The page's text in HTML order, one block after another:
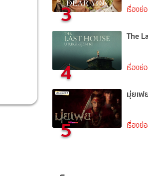
3 เรื่องย่
4
The
เรื่องย่
5
มุ่ยเฟ
เรื่องย่